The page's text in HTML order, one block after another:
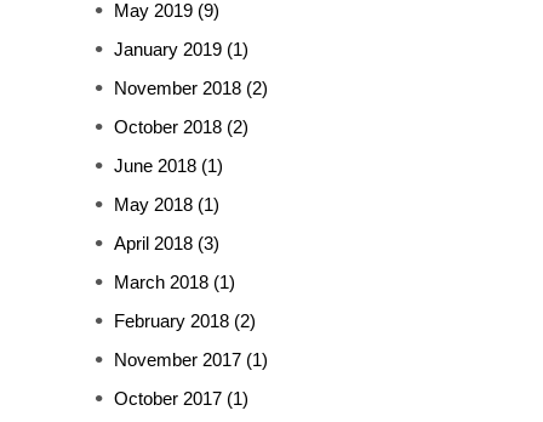
May 2019 (9)
January 2019 (1)
November 2018 (2)
October 2018 (2)
June 2018 (1)
May 2018 (1)
April 2018 (3)
March 2018 (1)
February 2018 (2)
November 2017 (1)
October 2017 (1)